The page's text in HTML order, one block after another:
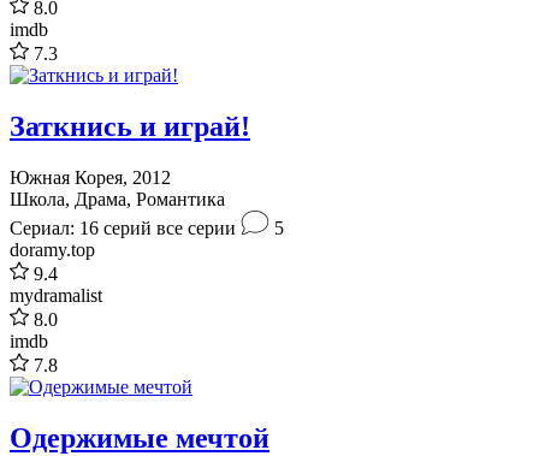
8.0
imdb
7.3
Заткнись и играй!
Южная Корея, 2012
Школа, Драма, Романтика
Сериал: 16 серий все серии
5
doramy.top
9.4
mydramalist
8.0
imdb
7.8
Одержимые мечтой